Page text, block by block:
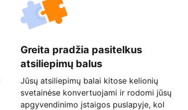
Greita pradžia pasitelkus
atsiliepimų balus
Jūsų atsiliepimų balai kitose kelionių
svetainėse konvertuojami ir rodomi jūsų
apgyvendinimo įstaigos puslapyje, kol